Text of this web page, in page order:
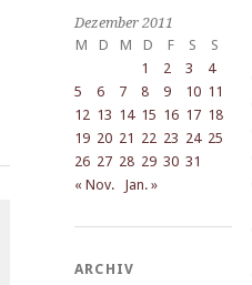
Dezember 2011
M
D M D F S
S
1
2 3
4
5
6 7 8 9 10 11
12 13 14 15 16 17 18
19 20 21 22 23 24 25
26 27 28 29 30 31
« Nov.
Jan. »
ARCHIV